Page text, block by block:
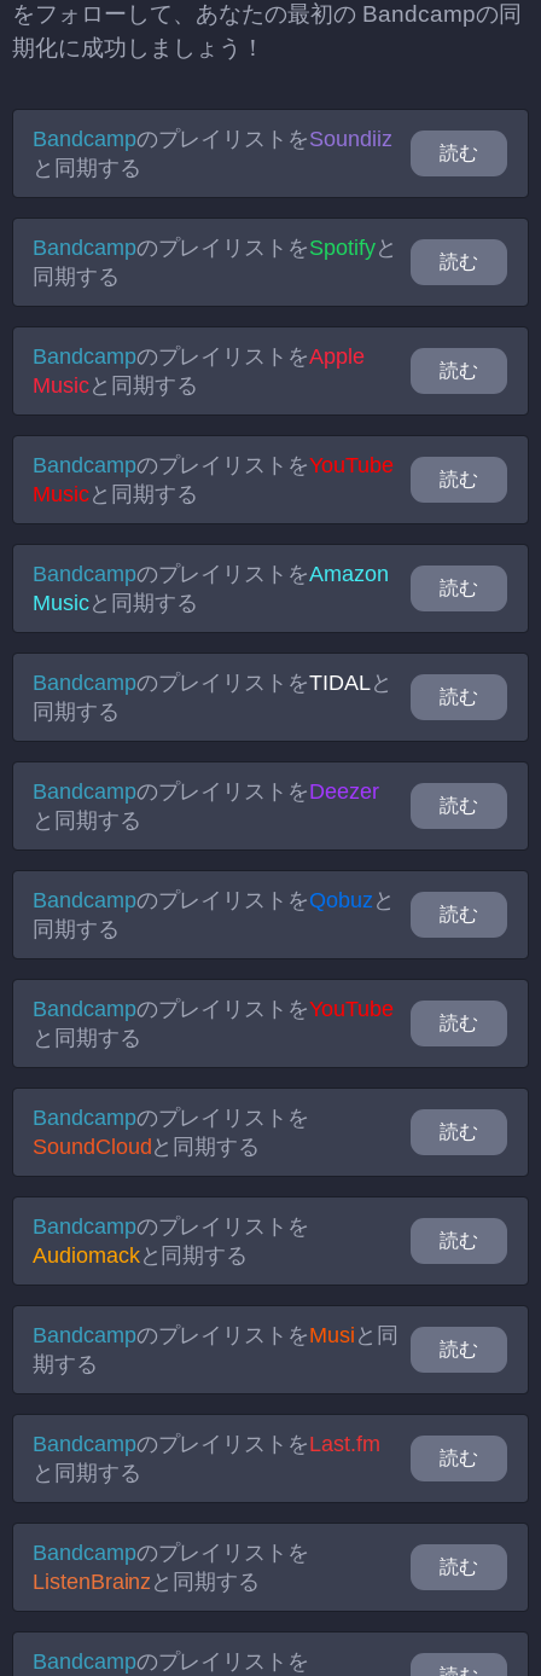
をフォローして、あなたの最初の Bandcampの同
期化に成功しましょう！
BandcampのプレイリストをSoundiiz
と同期する
読む
BandcampのプレイリストをSpotifyと
同期する
読む
BandcampのプレイリストをApple
Musicと同期する
読む
BandcampのプレイリストをYouTube
Musicと同期する
読む
BandcampのプレイリストをAmazon
Musicと同期する
読む
BandcampのプレイリストをTIDALと
同期する
読む
BandcampのプレイリストをDeezer
と同期する
読む
BandcampのプレイリストをQobuz と
同期する
読む
BandcampのプレイリストをYouTube
と同期する
読む
Bandcampのプレイリストを
SoundCloud と同期する
読む
Bandcampのプレイリストを
Audiomackと同期する
読む
BandcampのプレイリストをMusi と同
期する
読む
BandcampのプレイリストをLast.fm
と同期する
読む
Bandcampのプレイリストを
ListenBrainz と同期する
読む
Bandcampのプレイリストを